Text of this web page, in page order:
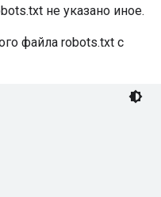
не указано иное.
файла robots.txt с